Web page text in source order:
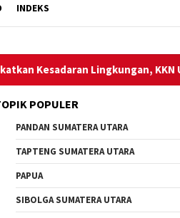
INDEKS
KKN Uncen Kelompok 48
POPULER
PANDAN SUMATERA UTARA
TAPTENG SUMATERA UTARA
PAPUA
SIBOLGA SUMATERA UTARA